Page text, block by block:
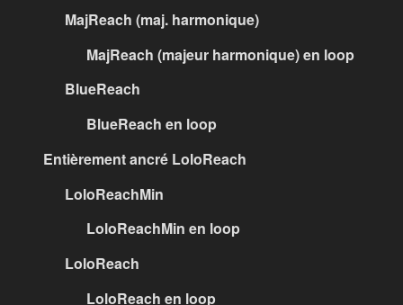
MajReach (maj. harmonique)
MajReach (majeur harmonique) en loop
BlueReach
BlueReach en loop
Entièrement ancré LoloReach
LoloReachMin
LoloReachMin en loop
LoloReach
LoloReach en loop